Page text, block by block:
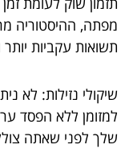
מפתה, ההיסטוריה
תשואות עקביות יותר
שיקולי נזילות: לא
למזומן ללא הפסד
שלך לפני שאתה